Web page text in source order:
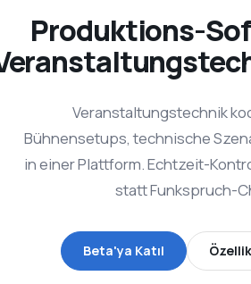
Produktions-
Veranstaltungstechnik
Bühnensetups, technische
in einer Plattform. Echtzeit-
statt Funkspruch-
Beta'ya Katıl